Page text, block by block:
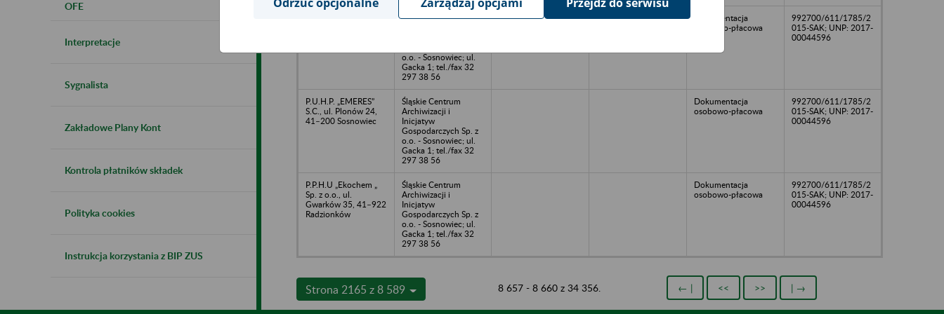
OFE
Interpretacje
Sygnalista
Zakładowe Plany Kont
Kontrola płatników składek
Polityka cookies
Instrukcja korzystania z BIP ZUS
Śląskie Centrum
o.o. - Sosnowiec; ul.
Gacka 1; tel./fax 32
297 38 56
Dokumentacja
osobowo-płacowa
992700/611/1785/2
015-SAK; UNP: 2017-
00044596
P.U.H.P. „EMERES”
S.C., ul. Plonów 24,
41–200 Sosnowiec
Śląskie Centrum
Archiwizacji i
Inicjatyw
Gospodarczych Sp. z
o.o. - Sosnowiec; ul.
Gacka 1; tel./fax 32
297 38 56
Dokumentacja
osobowo-płacowa
992700/611/1785/2
015-SAK; UNP: 2017-
00044596
P.P.H.U „Ekochem „
Sp. z o.o., ul.
Gwarków 35, 41–922
Radzionków
Śląskie Centrum
Archiwizacji i
Inicjatyw
Gospodarczych Sp. z
o.o. - Sosnowiec; ul.
Gacka 1; tel./fax 32
297 38 56
Dokumentacja
osobowo-płacowa
992700/611/1785/2
015-SAK; UNP: 2017-
00044596
Strona 2165 z 8 589 8 657 - 8 660 z 34 356. ← | << >> | →